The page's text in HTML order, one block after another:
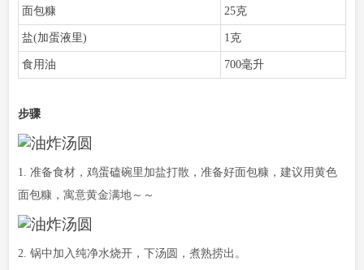
面包糠 25克
盐(加蛋液里) 1克
食用油 700毫升
步骤
1. 准备食材，鸡蛋磕碗里加盐打散，准备好面包糠，建议用黄色
面包糠，寓意黄金满地～～
2. 锅中加入纯净水烧开，下汤圆，煮熟捞出。